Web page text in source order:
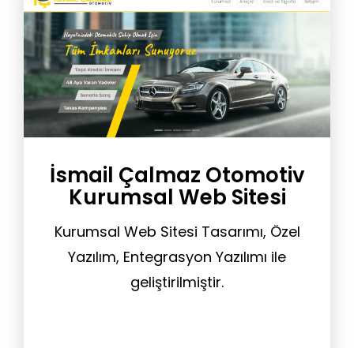
İsmail Çalmaz Otomotiv
Kurumsal Web Sitesi
Kurumsal Web Sitesi Tasarımı, Özel
Yazılım, Entegrasyon Yazılımı ile
geliştirilmiştir.